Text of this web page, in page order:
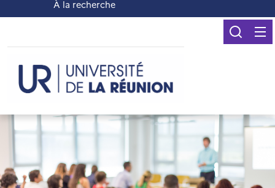
À la recherche